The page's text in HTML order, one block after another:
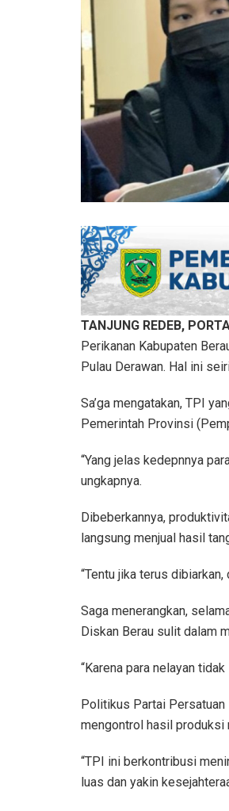
TANJUNG REDEB,
Perikanan Kabupaten
Pulau Derawan. Hal ini
Sa’ga mengatakan, TPI
Pemerintah Provinsi
“Yang jelas kedepnnya
ungkapnya.
Dibeberkannya,
langsung menjual hasil
“Tentu jika terus
Saga menerangkan,
Diskan Berau sulit dalam
“Karena para nelayan
Politikus Partai Persatuan
mengontrol hasil produksi
“TPI ini berkontribusi
luas dan yakin